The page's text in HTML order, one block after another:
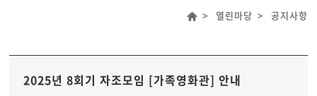
열린마당 공지사항
2025년 8회기 자조모임 [가족영화관] 안내